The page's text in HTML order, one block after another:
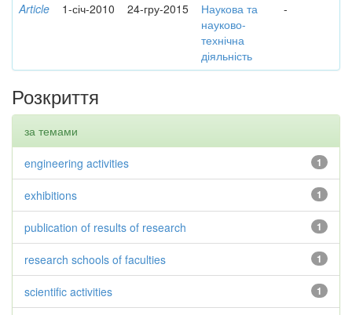
Article 1-січ-2010 24-гру-2015
Наукова та
науково-
технічна
діяльність
-
Розкриття
за темами
1
engineering activities
1
exhibitions
1
publication of results of research
1
research schools of faculties
1
scientific activities